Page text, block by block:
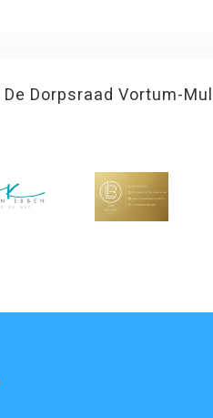
De Dorpsraad Vortum-